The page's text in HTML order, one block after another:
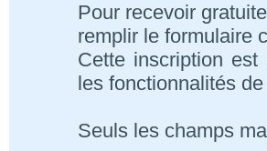
Pour recevoir
remplir le formulaire
Cette inscription
les fonctionnalités
Seuls les champs